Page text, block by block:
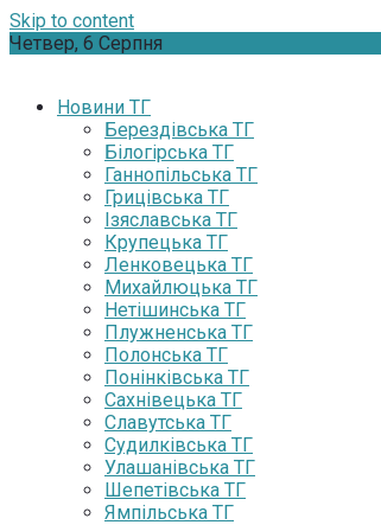
Skip to content
Четвер, 6 Серпня
Новини ТГ
Берездівська ТГ
Білогірська ТГ
Ганнопільська ТГ
Грицівська ТГ
Ізяславська ТГ
Крупецька ТГ
Ленковецька ТГ
Михайлюцька ТГ
Нетішинська ТГ
Плужненська ТГ
Полонська ТГ
Понінківська ТГ
Сахнівецька ТГ
Славутська ТГ
Судилківська ТГ
Улашанівська ТГ
Шепетівська ТГ
Ямпільська ТГ